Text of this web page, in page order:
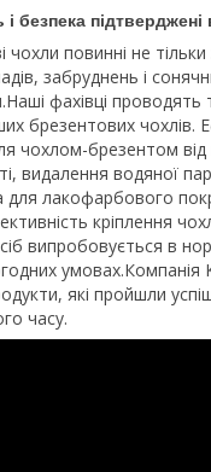
і безпека
чохли повинні не
забруднень і
фахівці проводять
брезентових чохлів.
чохлом-брезентом від
видалення водяної
для лакофарбового
кріплення
випробовується в
умовах.Компанія
які пройшли
часу.